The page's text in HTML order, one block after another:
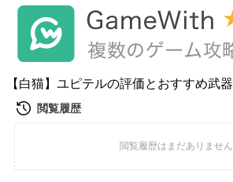
【白猫】ユピテルの評価とおすすめ武器